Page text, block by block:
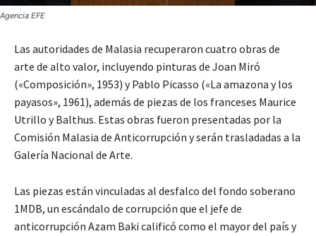
Agencia EFE
Las autoridades de Malasia recuperaron cuatro obras de
arte de alto valor, incluyendo pinturas de Joan Miró
(«Composición», 1953) y Pablo Picasso («La amazona y los
payasos», 1961), además de piezas de los franceses Maurice
Utrillo y Balthus. Estas obras fueron presentadas por la
Comisión Malasia de Anticorrupción y serán trasladadas a la
Galería Nacional de Arte.
Las piezas están vinculadas al desfalco del fondo soberano
1MDB, un escándalo de corrupción que el jefe de
anticorrupción Azam Baki calificó como el mayor del país y